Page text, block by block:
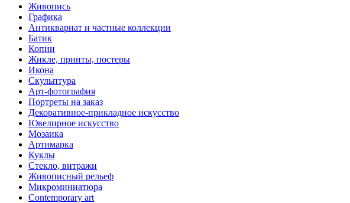
Живопись
Графика
Антиквариат и частные коллекции
Батик
Копии
Жикле, принты, постеры
Икона
Скульптура
Арт-фотография
Портреты на заказ
Декоративное-прикладное искусство
Ювелирное искусство
Мозаика
Артимарка
Куклы
Стекло, витражи
Живописный рельеф
Микроминиатюра
Contemporary art